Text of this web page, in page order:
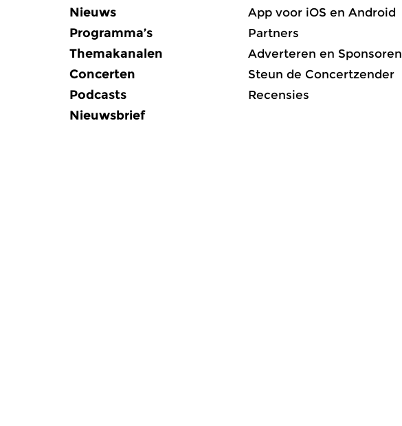
Nieuws
Programma’s
Themakanalen
Concerten
Podcasts
Nieuwsbrief
App voor iOS en Android
Partners
Adverteren en Sponsoren
Steun de Concertzender
Recensies